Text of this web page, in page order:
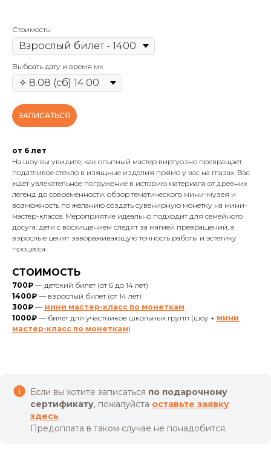
Стоимость
Выбрать дату и время мк
ЗАПИСАТЬСЯ
от 6 лет
На шоу вы увидите, как опытный мастер виртуозно превращает
податливое стекло в изящные изделия прямо у вас на глазах. Вас
ждёт увлекательное погружение в историю материала от древних
легенд до современности, обзор тематического мини-музея и
возможность по желанию создать сувенирную монетку на мини-
мастер-классе. Мероприятие идеально подходит для семейного
досуга: дети с восхищением следят за магией превращений, а
взрослые ценят завораживающую точность работы и эстетику
процесса.
СТОИМОСТЬ
700₽ — детский билет (от 6 до 14 лет)
1400₽ — взрослый билет (от 14 лет)
300₽ — мини мастер-класс по монеткам
1000₽ — билет для участников школьных групп (шоу + мини
мастер-класс по монеткам)
Если вы хотите записаться по подарочному
сертификату, пожалуйста оставьте заявку
здесь
Предоплата в таком случае не понадобится.